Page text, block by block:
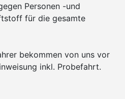
Personen -und
für die gesamte
bekommen von uns vor
inkl. Probefahrt.